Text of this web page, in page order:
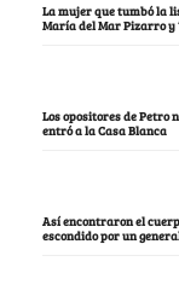
La mujer que tumbó la
María del Mar Pizarro y
Los opositores de
entró a la Casa Blanca
Así encontraron el
escondido por un